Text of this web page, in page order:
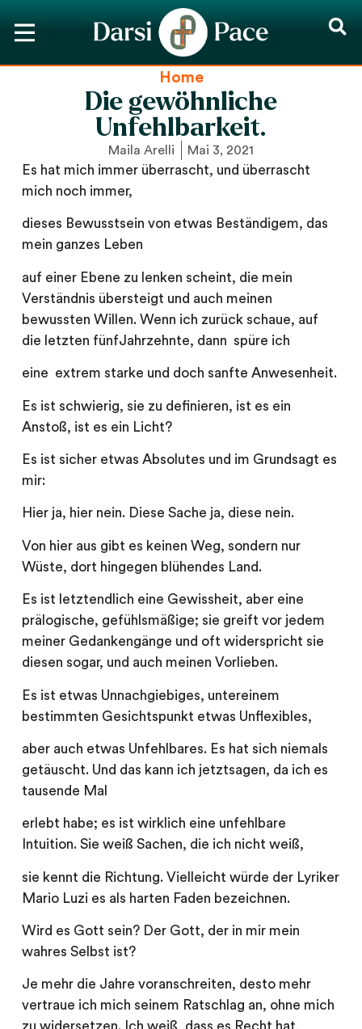
Home
Die gewöhnliche
Unfehlbarkeit.
Maila Arelli Mai 3, 2021
Es hat mich immer überrascht, und überrascht
mich noch immer,
dieses Bewusstsein von etwas Beständigem, das
mein ganzes Leben
auf einer Ebene zu lenken scheint, die mein
Verständnis übersteigt und auch meinen
bewussten Willen. Wenn ich zurück schaue, auf
die letzten fünfJahrzehnte, dann spüre ich
eine extrem starke und doch sanfte Anwesenheit.
Es ist schwierig, sie zu definieren, ist es ein
Anstoß, ist es ein Licht?
Es ist sicher etwas Absolutes und im Grundsagt es
mir:
Hier ja, hier nein. Diese Sache ja, diese nein.
Von hier aus gibt es keinen Weg, sondern nur
Wüste, dort hingegen blühendes Land.
Es ist letztendlich eine Gewissheit, aber eine
prälogische, gefühlsmäßige; sie greift vor jedem
meiner Gedankengänge und oft widerspricht sie
diesen sogar, und auch meinen Vorlieben.
Es ist etwas Unnachgiebiges, untereinem
bestimmten Gesichtspunkt etwas Unflexibles,
aber auch etwas Unfehlbares. Es hat sich niemals
getäuscht. Und das kann ich jetztsagen, da ich es
tausende Mal
erlebt habe; es ist wirklich eine unfehlbare
Intuition. Sie weiß Sachen, die ich nicht weiß,
sie kennt die Richtung. Vielleicht würde der Lyriker
Mario Luzi es als harten Faden bezeichnen.
Wird es Gott sein? Der Gott, der in mir mein
wahres Selbst ist?
Je mehr die Jahre voranschreiten, desto mehr
vertraue ich mich seinem Ratschlag an, ohne mich